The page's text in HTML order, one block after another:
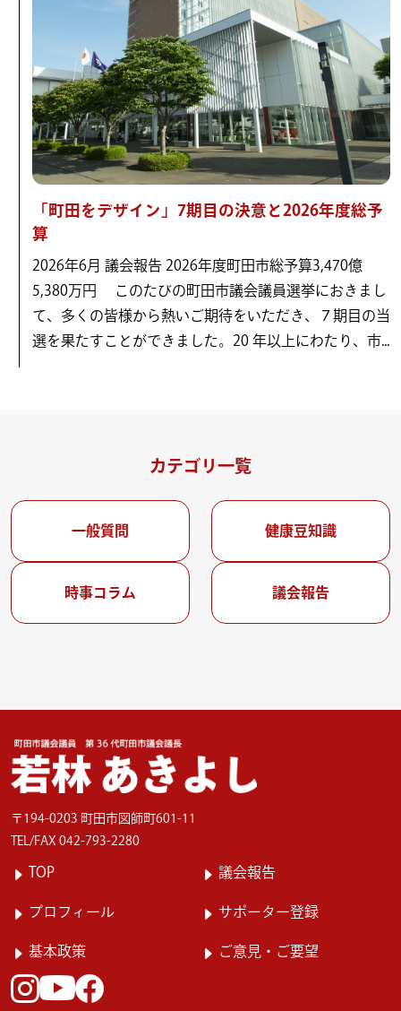
「町田をデザイン」7期目の決意と2026年度総予
算
2026年6月 議会報告 2026年度町田市総予算3,470億
5,380万円 このたびの町田市議会議員選挙におきまし
て、多くの皆様から熱いご期待をいただき、７期目の当
選を果たすことができました。20 年以上にわたり、市...
カテゴリ一覧
一般質問 健康豆知識
時事コラム 議会報告
〒194-0203 町田市図師町601-11
TEL/FAX 042-793-2280
TOP 議会報告
プロフィール サポーター登録
基本政策 ご意見・ご要望